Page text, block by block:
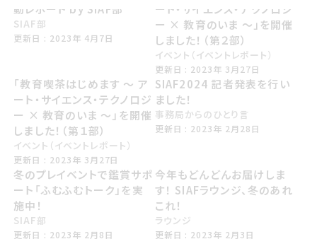
動レポート by SIAF部
SIAF部
こうしんび 2023年 しがつ7日
更新日 : 2023年 4月7日
ート・サイエンス・テクノロジ
ー × 教育のいま 〜」を開催
しました！（第２部）
イベント（イベントレポート）
こうしんび 2023年 さんがつ27日
更新日 : 2023年 3月27日
「教育喫茶はじめます 〜 ア
ート・サイエンス・テクノロジ
ー × 教育のいま 〜」を開催
しました！（第１部）
イベント（イベントレポート）
こうしんび 2023年 さんがつ27日
更新日 : 2023年 3月27日
SIAF2024 記者発表を行い
ました！
事務局からのひとり言
こうしんび 2023年 にがつ28日
更新日 : 2023年 2月28日
冬のプレイベントで鑑賞サポ
ート「ふむふむトーク」を実
施中！
SIAF部
こうしんび 2023年 にがつ8日
更新日 : 2023年 2月8日
今年もどんどんお届けしま
す！ SIAFラウンジ、冬のあれ
これ！
ラウンジ
こうしんび 2023年 にがつ3日
更新日 : 2023年 2月3日